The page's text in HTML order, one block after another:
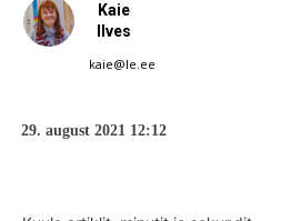
Kaie
Ilves
kaie@le.ee
29. august 2021 12:12